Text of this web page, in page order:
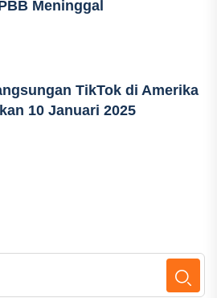
Meninggal
TikTok di Amerika
10 Januari 2025